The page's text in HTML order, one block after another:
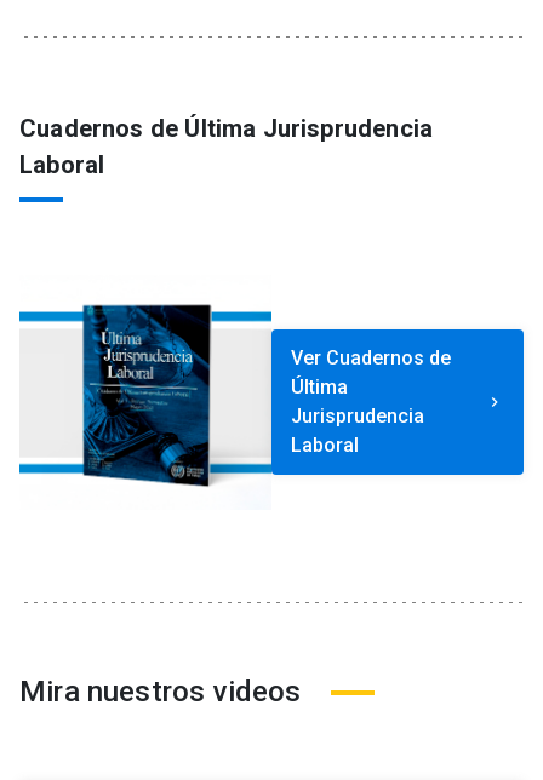
Cuadernos de Última Jurisprudencia
Laboral
Ver Cuadernos de
Última
Jurisprudencia
Laboral
keyboard_arrow_right
Mira nuestros videos